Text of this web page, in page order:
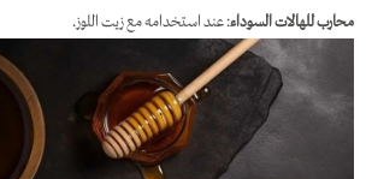
محارب للهالات السوداء: عند استخدامه مع زيت اللوز.